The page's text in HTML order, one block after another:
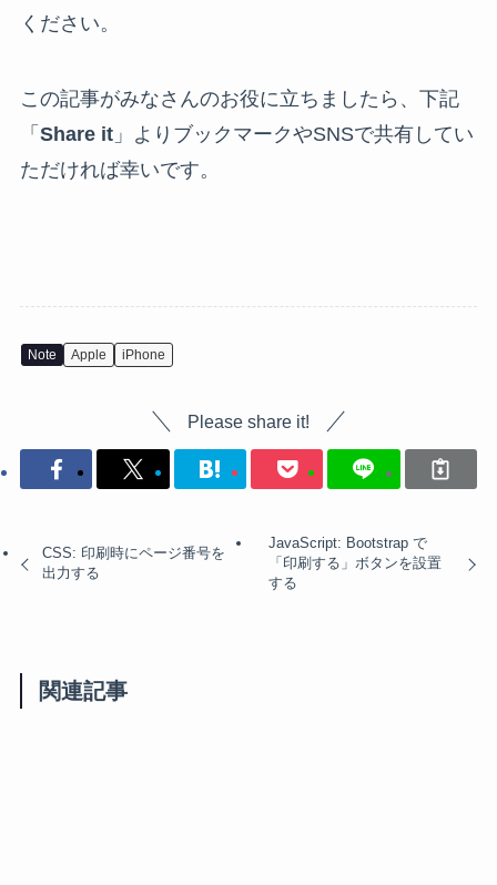
ください。
この記事がみなさんのお役に立ちましたら、下記
「 Share it」よりブックマークやSNSで共有してい
ただければ幸いです。
Note Apple iPhone
Please share it!
CSS: 印刷時にページ番号を
出力する
JavaScript: Bootstrap で
「印刷する」ボタンを設置
する
関連記事